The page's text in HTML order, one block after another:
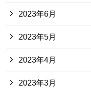
2023年6月
2023年5月
2023年4月
2023年3月